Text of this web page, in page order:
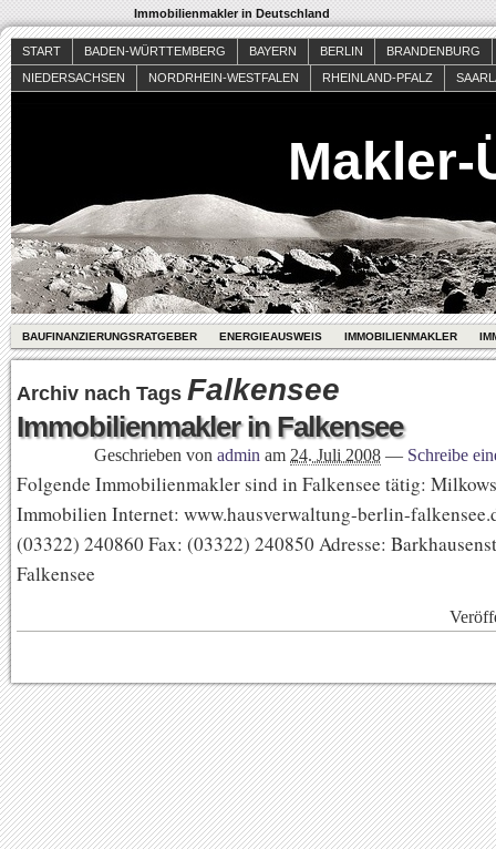
Immobilienmakler in Deutschland
START BADEN-WÜRTTEMBERG BAYERN BERLIN
BRANDENBURG
NIEDERSACHSEN
NORDRHEIN-WESTFALEN RHEINLAND-PFALZ
Makler-
BAUFINANZIERUNGSRATGEBER ENERGIEAUSWEIS IMMOBILIENMAKLER
Archiv nach Tags Falkensee
Immobilienmakler in Falkensee
Geschrieben von admin am 24. Juli 2008 — Schreibe
Folgende Immobilienmakler sind in Falkensee tätig:
Immobilien Internet: www.hausverwaltung-berlin-
(03322) 240860 Fax: (03322) 240850 Adresse:
Falkensee